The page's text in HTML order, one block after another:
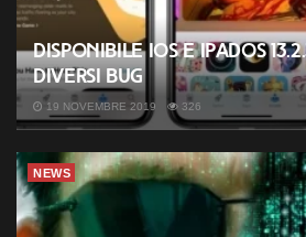
Disponibile iOS e iPadOS
diversi bug
19 NOVEMBRE 2019 326
NEWS